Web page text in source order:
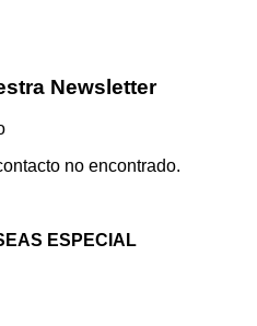
Newsletter
no encontrado.
ESPECIAL